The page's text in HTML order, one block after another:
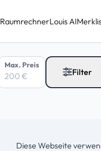
RaumrechnerLouis AI
Max. Preis
Filter
Diese Webseite